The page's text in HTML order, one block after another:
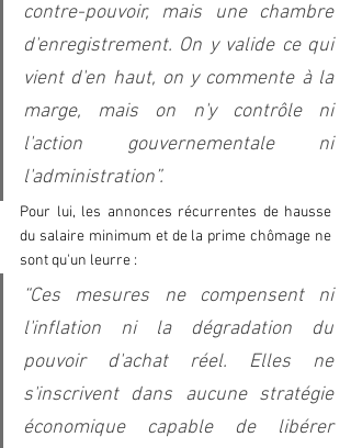
contre-pouvoir, mais une chambre
d'enregistrement. On y valide ce qui
vient d'en haut, on y commente à la
marge, mais on n'y contrôle ni
l'action gouvernementale ni
l'administration”.
Pour lui, les annonces récurrentes de hausse
du salaire minimum et de la prime chômage ne
sont qu'un leurre :
“Ces mesures ne compensent ni
l'inflation ni la dégradation du
pouvoir d'achat réel. Elles ne
s'inscrivent dans aucune stratégie
économique capable de libérer